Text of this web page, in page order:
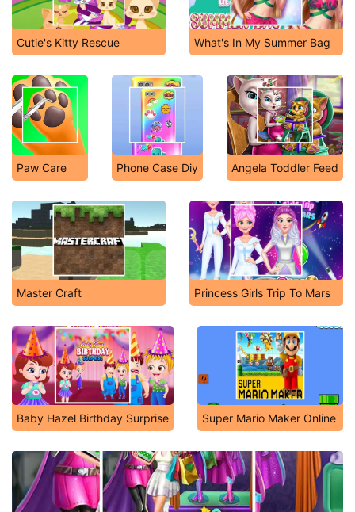
Cutie's Kitty Rescue What's In My Summer Bag
Paw Care Phone Case Diy Angela Toddler Feed
Master Craft Princess Girls Trip To Mars
Baby Hazel Birthday Surprise Super Mario Maker Online